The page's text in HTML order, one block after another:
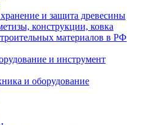
и защита древесины
конструкции, ковка
материалов в РФ
и инструмент
и оборудование